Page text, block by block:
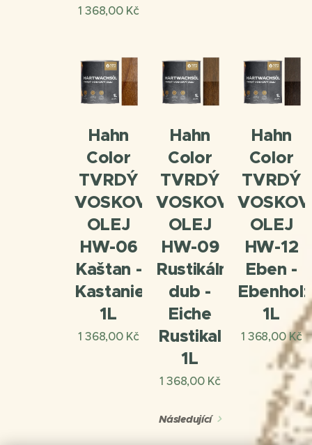
1 368,00Kč
Hahn
Color
TVRDÝ
VOSKOVÝ
OLEJ
HW-06
Kaštan -
Kastanie
1L
1 368,00Kč
Hahn
Color
TVRDÝ
VOSKOVÝ
OLEJ
HW-09
Rustikální
dub -
Eiche
Rustikal
1L
1 368,00Kč
Hahn
Color
TVRDÝ
OLEJ
HW-12
Eben -
Ebenholz
1L
1 368,00Kč
Následující